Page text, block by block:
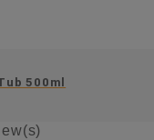
500ml